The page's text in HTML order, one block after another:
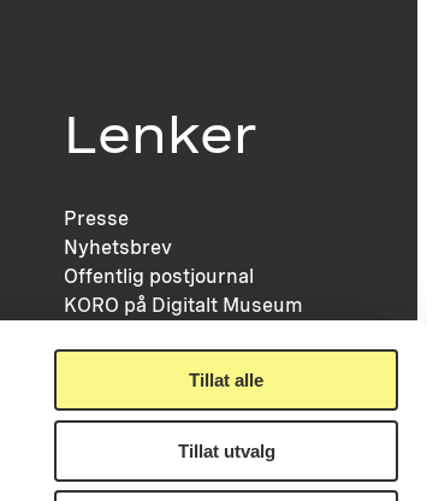
Tillat alle
Tillat utvalg
Lenker
Presse
Nyhetsbrev
Offentlig postjournal
KORO på Digitalt Museum